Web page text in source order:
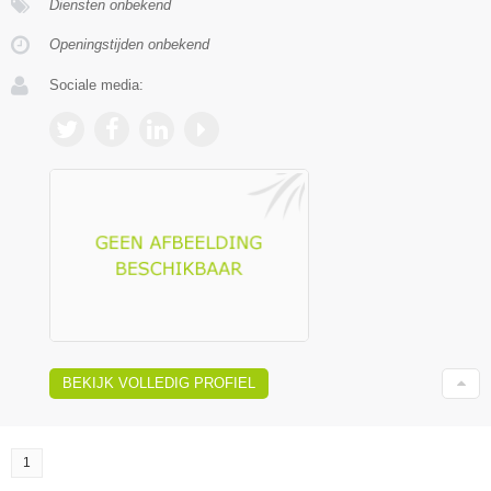
Diensten onbekend
Openingstijden onbekend
Sociale media:
BEKIJK VOLLEDIG PROFIEL
1